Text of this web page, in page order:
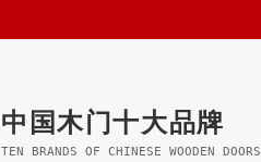
中国木门十大品牌
TEN BRANDS OF CHINESE WOODEN DOORS